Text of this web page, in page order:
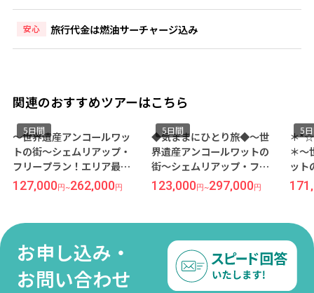
安心 旅行代金は燃油サーチャージ込み
関連のおすすめツアーはこちら
～世界遺産アンコールワッ
トの街～シェムリアップ・
フリープラン！エリア最大
級のプールでリゾート気分
を満喫『ソフィテル プーキ
発／ベトジェット利用》●
5日間
127,000円~262,000円
◆気ままにひとり旅◆～世
界遺産アンコールワットの
街～シェムリアップ・フリ
ープラン！観光とホテル滞
在が楽しめるお手頃ホテル
テル』宿泊 5日間《福岡発／
ベトナム航空利用》
5日間
123,000円~297,000円
＊
＊～
ット
プ・
心
シェ
《成
用
5
お申し込み・
お問い合わせ